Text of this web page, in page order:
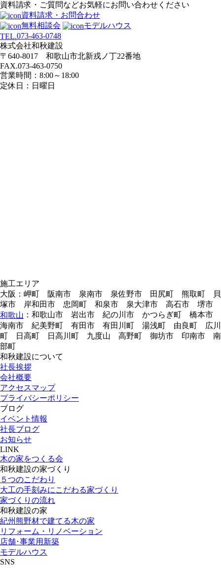
ビ
ゲ
ー
シ
ョ
ン
資料請求・ご質問などお気軽にお問い合わせください
資料請求・お問合わせ
無料相談会
モデルハウス
TEL.073-463-0748
株式会社和秋建設
〒640-8017 和歌山市北新戎ノ丁22番地
FAX.073-463-0750
営業時間：8:00～18:00
定休日：日曜日
施工エリア
大阪：岬町 阪南市 泉南市 泉佐野市 田尻町 熊取町 貝
塚市 岸和田市 忠岡町 和泉市 泉大津市 高石市 堺市
和歌山 ：和歌山市 岩出市 紀の川市 かつらぎ町 橋本市
海南市 紀美野町 有田市 有田川町 湯浅町 由良町 広川
町 日高町 日高川町 九度山 高野町 御坊市 印南市 南
部町
和秋建設について
社長挨拶
会社概要
アクセスマップ
プライバシーポリシー
ブログ
イベント情報
社長ブログ
お知らせ
LINK
木の家をつくる会
和秋建設の家づくり
５つのこだわり
大工の手刻みにこだわる家づくり
家づくりの流れ
和秋建設の家
紀州熊野材で建てる木の家
リフォーム・リノベーション
店舗･事業用新築
モデルハウス
SNS